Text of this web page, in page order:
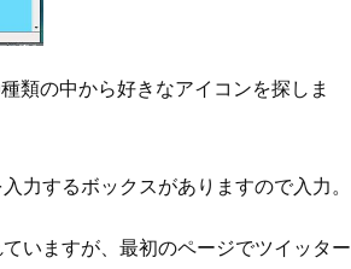
類の中から好きなアイコンを探しま
力するボックスがありますので入力。
いますが、最初のページでツイッター